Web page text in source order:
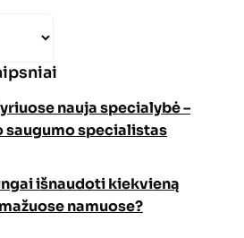
nauja specialybė –
saugumo specialistas
išnaudoti kiekvieną
namuose?